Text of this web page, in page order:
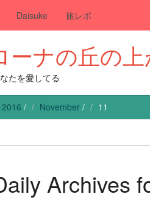
Daisuke 旅レポ
ーナの丘の上
たを愛してる
2016 / November / 11
Archives